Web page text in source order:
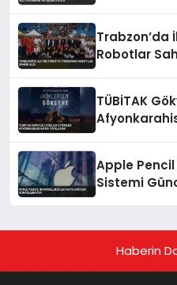
Trabzon’da
Robotlar
TÜBİTAK
Apple
Sistemi
Haberin